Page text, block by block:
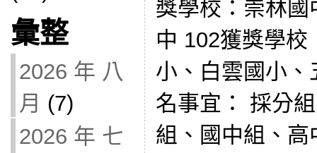
彙整
2026 年 八
月 (7)
2026 年 七
獎學校：崇林
中 102獲獎學
小、白雲國小
名事宜： 採分
組、國中組、